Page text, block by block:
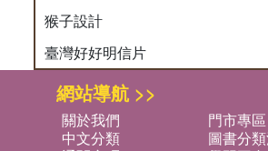
猴子設計
臺灣好好明信片
網站導航 >>
關於我們 門市專區
中文分類
圖書分